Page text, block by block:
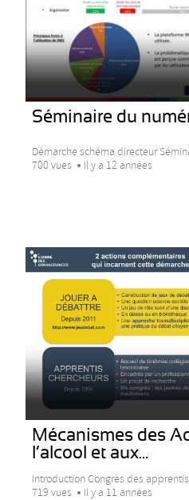
Séminaire du
Démarche schéma directeur
700 vues
Il y a 12 années
Mécanismes des
l’alcool et aux...
Introduction Congrès des
719 vues
Il y a 11 années